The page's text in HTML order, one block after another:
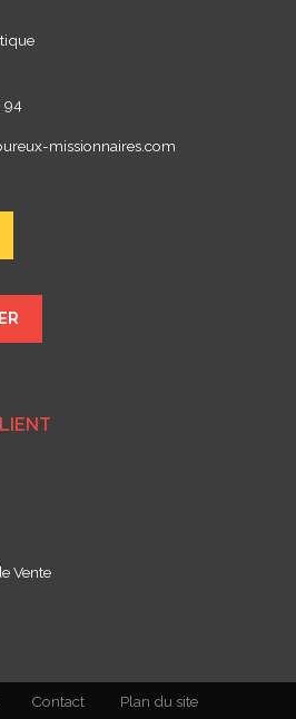
94
missionnaires.com
Vente
Contact Plan du site